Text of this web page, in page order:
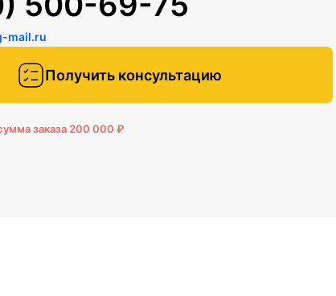
Получить консультацию
mail.ru
заказа 200 000 ₽